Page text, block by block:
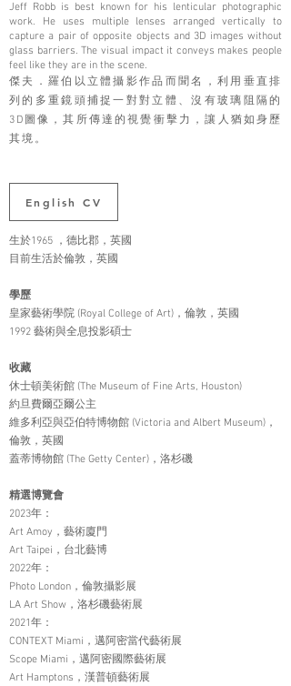
Jeff Robb is best known for his lenticular photographic
work. He uses multiple lenses arranged vertically to
capture a pair of opposite objects and 3D images without
glass barriers. The visual impact it conveys makes people
feel like they are in the scene.
傑夫．羅伯以⽴體攝影作品而聞名，利⽤垂直排
列的多重鏡頭捕捉⼀對對⽴體、沒有玻璃阻隔的
3D圖像，其所傳達的視覺衝擊⼒，讓⼈猶如⾝歷
其境。
English CV
生於1965 ，德比郡，英國
目前生活於倫敦，英國
學歷
皇家藝術學院 (Royal College of Art)，倫敦，英國
1992 藝術與全息投影碩士
收藏
休士頓美術館 (The Museum of Fine Arts, Houston)
約旦費爾亞爾公主
維多利亞與亞伯特博物館 (Victoria and Albert Museum)，
倫敦，英國
蓋蒂博物館 (The Getty Center)，洛杉磯
精選博覽會
2023年：
Art Amoy，藝術廈門
Art Taipei，台北藝博
2022年：
Photo London，倫敦攝影展
LA Art Show，洛杉磯藝術展
2021年：
CONTEXT Miami，邁阿密當代藝術展
Scope Miami，邁阿密國際藝術展
Art Hamptons，漢普頓藝術展